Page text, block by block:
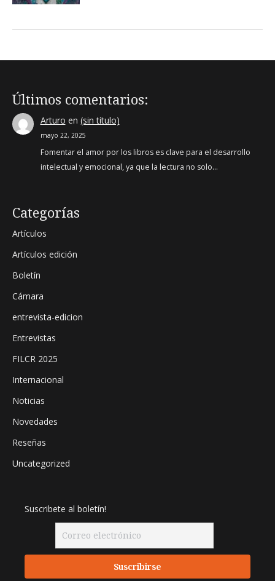
Últimos comentarios:
Arturo en (sin título)
mayo 22, 2025
Fomentar el amor por los libros es clave para el desarrollo
intelectual y emocional, ya que la lectura no solo…
Categorías
Artículos
Artículos edición
Boletín
Cámara
entrevista-edicion
Entrevistas
FILCR 2025
Internacional
Noticias
Novedades
Reseñas
Uncategorized
Suscribete al boletín!